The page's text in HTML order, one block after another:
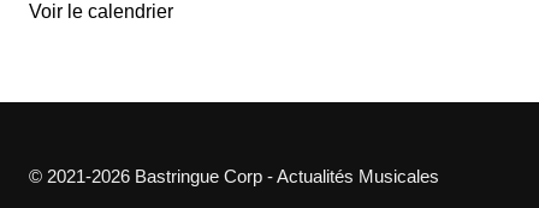
Voir le calendrier
© 2021-2026 Bastringue Corp - Actualités Musicales